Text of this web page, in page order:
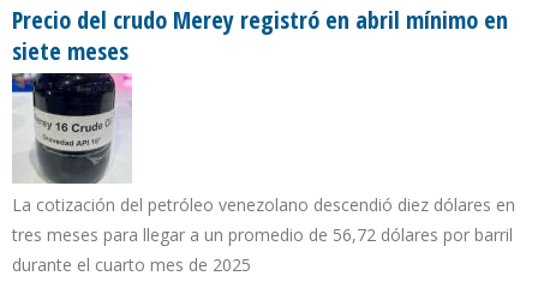
Precio del crudo Merey registró en abril mínimo en
siete meses
La cotización del petróleo venezolano descendió diez dólares en
tres meses para llegar a un promedio de 56,72 dólares por barril
durante el cuarto mes de 2025